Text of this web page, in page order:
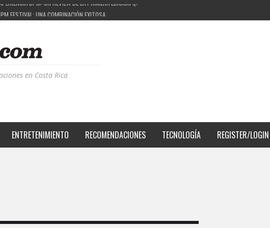
FESTIVAL: UNA COMBINACIÓN EXITOSA
EL PROYECTO QUE ESTÁ TRANSFORMANDO LA CALIDAD DE VIDA DEL TRANSEÚNTE TICO CON MOVILIDAD
en Costa Rica
ENTRETENIMIENTO RECOMENDACIONES TECNOLOGÍA REGISTER/LOGIN